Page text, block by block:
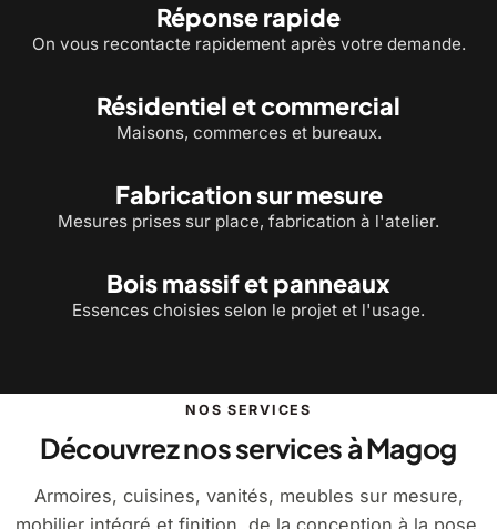
Réponse rapide
On vous recontacte rapidement après votre demande.
Résidentiel et commercial
Maisons, commerces et bureaux.
Fabrication sur mesure
Mesures prises sur place, fabrication à l'atelier.
Bois massif et panneaux
Essences choisies selon le projet et l'usage.
NOS SERVICES
Découvrez nos services à Magog
Armoires, cuisines, vanités, meubles sur mesure,